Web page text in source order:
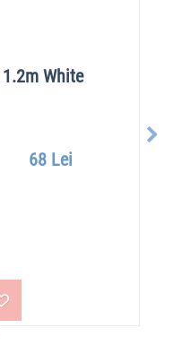
1.2m White
68 Lei